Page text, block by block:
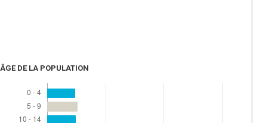
ÂGE DE LA POPULATION